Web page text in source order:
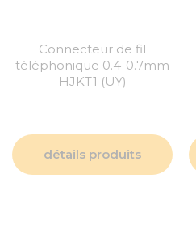
Connecteur de fil
téléphonique 0.4-0.7mm
HJKT1 (UY)
détails produits